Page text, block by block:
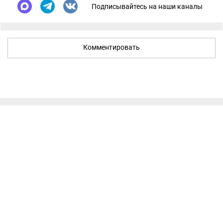
Подписывайтесь на наши каналы
Комментировать